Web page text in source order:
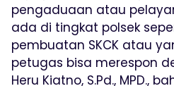
pengaduaan atau
ada di tingkat polsek
pembuatan SKCK atau
petugas bisa merespon
Heru Kiatno, S.Pd., MPD.,